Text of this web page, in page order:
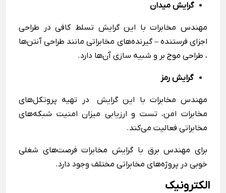
گرایش میدان
مهندس مخابرات با این گرایش تسلط کافی در طراحی
اجزای فرستنده – گیرنده‌های مخابراتی مانند طراحی آنتن‌ها
، طراحی موج بر و شبیه سازی آن‌ها دارد.
گرایش رمز
مهندس مخابرات با این گرایش در تهیه‌ پروتکل‌های
مخابرات امن، تست و ارزیابی میزان امنیت شبکه‌های
مخابراتی فعالیت می‌کند.
برای مهندس برق با گرایش مخابرات فرصت‌های شغلی
خوبی در پروژه‌های مخابراتی مختلف وجود دارد.
الکترونیک